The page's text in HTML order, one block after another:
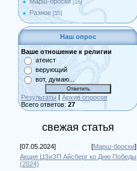
[16]
Разное [55]
Наш опрос
Ваше отношение к религии
атеист
верующий
вот, думаю...
Результаты | Архив опросов
Всего ответов: 27
свежая статья
[07.05.2024] [Марш-броски]
Акция ЦЗиЗП Айсберг ко Дню Победы
(2024)